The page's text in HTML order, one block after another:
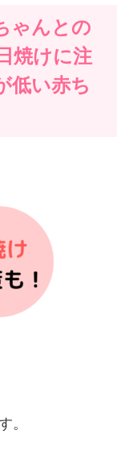
ゃんとの
焼けに注
低い赤ち
。